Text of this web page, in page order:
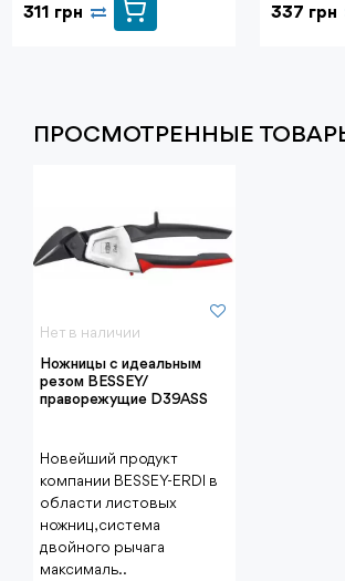
311 грн 337 грн
ПРОСМОТРЕННЫЕ
Нет в наличии
Ножницы с идеальным
резом BESSEY/
праворежущие D39ASS
Новейший продукт
компании BESSEY-ERDI в
области листовых
ножниц, система
двойного рычага
максималь..